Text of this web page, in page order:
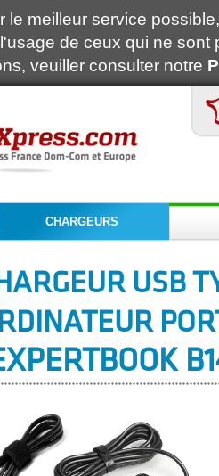
le meilleur service
de ceux qui ne
veuiller consulter notre
CHARGEURS
USB